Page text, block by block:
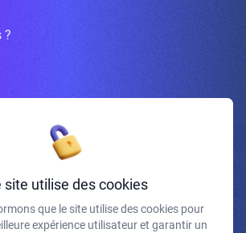
?
vous à la newsletter
site utilise des cookies
que le site utilise des cookies pour
expérience utilisateur et garantir un